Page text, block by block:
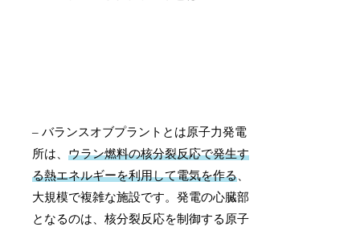
– バランスオブプラントとは原子力発電
所は、ウラン燃料の核分裂反応で発生す
る熱エネルギーを利用して電気を作る、
大規模で複雑な施設です。発電の心臓部
となるのは、核分裂反応を制御する原子